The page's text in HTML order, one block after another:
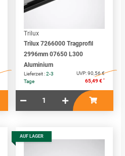
Trilux
Trilux 7266000 Tragprofil
2996mm 07650 L300
Aluminium
Lieferzeit :2-3
Tage
UVP:90,56 €
65,49 € *
AUF LAGER